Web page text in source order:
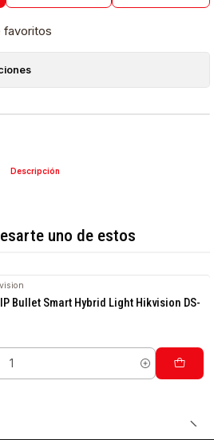
favoritos
Descripción
uno de estos
Bullet Smart Hybrid Light Hikvision DS-